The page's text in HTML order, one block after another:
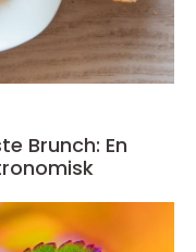
Brunch: En